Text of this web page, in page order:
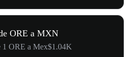
ORE a MXN
1 ORE a Mex$1.04K